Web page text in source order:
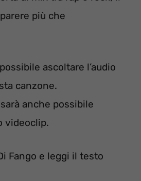
più che
ascoltare l’audio
canzone.
anche possibile
videoclip.
Fango e leggi il testo